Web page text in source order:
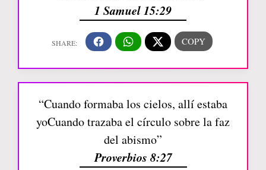
1 Samuel 15:29
“Cuando formaba los cielos, allí estaba
yoCuando trazaba el círculo sobre la faz
del abismo”
Proverbios 8:27